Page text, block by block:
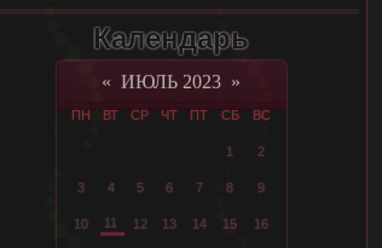
Календарь
« ИЮЛЬ 2023 »
ПН ВТ СР ЧТ ПТ СБ ВС
1 2
3 4 5 6 7 8 9
10 11 12 13 14 15 16